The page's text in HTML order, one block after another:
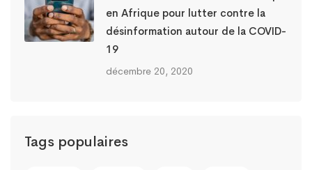
en Afrique pour lutter contre la
désinformation autour de la COVID-
19
décembre 20, 2020
Tags populaires